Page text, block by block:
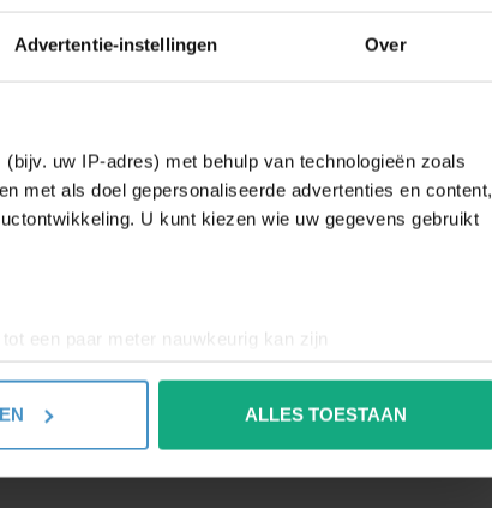
Advertentie-instellingen Over
uw IP-adres) met behulp van technologieën zoals
met als doel gepersonaliseerde advertenties en content,
U kunt kiezen wie uw gegevens gebruikt
een paar meter nauwkeurig kan zijn
eigenschappen (fingerprinting)
ALLES TOESTAAN